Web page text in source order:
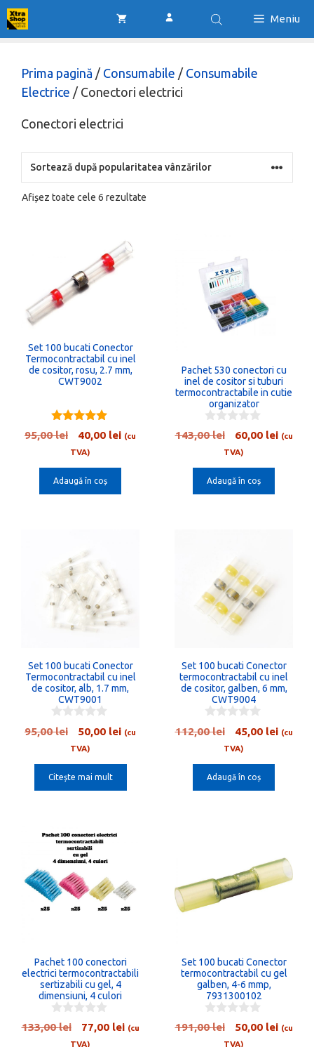
Sari
la
Meniu
Prima pagină / Consumabile / Consumabile
Electrice / Conectori electrici
Conectori electrici
Afișez toate cele 6 rezultate
Set 100 bucati Conector
Termocontractabil cu inel
de cositor, rosu, 2.7 mm,
CWT9002
5.00
out of 5
95,00lei
Prețul
inițial
a
fost:
40,00 leiPrețul
este:
(cu
TVA)
Adaugă în coș
Pachet 530 conectori cu
inel de cositor si tuburi
termocontractabile in cutie
organizator
0
o
f
5
143,00lei
Prețul
inițial
a
fost:
60,00 leiPrețul
(cu
TVA)
Adaugă în coș
Set 100 bucati Conector
Termocontractabil cu inel
de cositor, alb, 1.7 mm,
CWT9001
0
o
f
5
95,00lei
Prețul
inițial
a
fost:
50,00 leiPrețul
este:
(cu
TVA)
Citește mai mult
Set 100 bucati Conector
termocontractabil cu inel
de cositor, galben, 6 mm,
CWT9004
0
o
f
5
112,00lei
Prețul
inițial
a
fost:
45,00 leiPrețul
(cu
TVA)
Adaugă în coș
Pachet 100 conectori
electrici termocontractabili
sertizabili cu gel, 4
dimensiuni, 4 culori
0
o
133,00lei
Prețul
inițial
77,00 leiPrețul
(cu
TVA)
Set 100 bucati Conector
termocontractabil cu gel
galben, 4-6 mmp,
7931300102
0
o
191,00lei
Prețul
inițial
50,00 leiPrețul
(cu
TVA)